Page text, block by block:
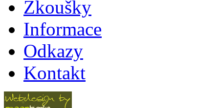
Zkoušky
Informace
Odkazy
Kontakt